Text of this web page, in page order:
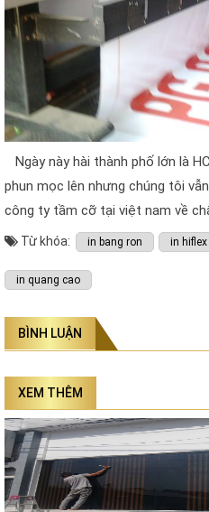
Ngày này hài thành phố lớn là
phun mọc lên nhưng chúng tôi
công ty tầm cỡ tại việt nam về
Từ khóa: in bang ron in
in quang cao
BÌNH LUẬN
XEM THÊM